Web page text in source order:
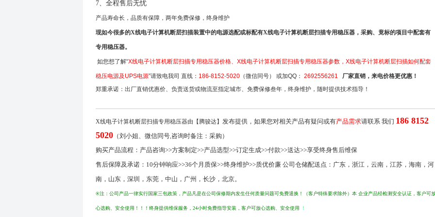
7、全程售后无忧
产品寿命长，品质有保障，两年免费保修，终身维护
现如今很多的X线电子计算机断层扫描装置中的电源选配或标配有X线电子计算机断层扫描专用稳压器，采购、竟标的项目中配套有
专用稳压器。
如您想了解“X线电子计算机断层扫描专用稳压器价格、X线电子计算机断层扫描专用稳压器参数，X线电子计算机断层扫描如何配套
稳压电源及UPS电源”请致电我司 直线： 186-8152-5020 （微信同号） 或加QQ： 2692556261厂家直销，来电价格更优惠！
郑重承诺：出厂直销优惠价、负责送货或物流至指定城市、免费保修叁年，终身维护，随时提供技术指导！
X线电子计算机断层扫描专用稳压器由【腾骏达】发布提供，如果您对相关产品有疑问或有产品需求请联系 我们 186 8152
5020 （刘小姐、微信同号,咨询时备注：采购）
购买产品流程：产品咨询>>方案制定>>产品选型>>订定生成>>付款>>送达>>享受终身售后维保
售后保障及承诺：10分钟响应>>36个月质保>>终身维护>>质优价廉 公司仓储配送点：广东，浙江，云南，江苏，海南，河
南，山东，深圳，东莞，中山，广州，长沙，北京。
®注：公司产品一律实行国家三包政策，产品凡是在公司保修期内发生任何质量问题可免费退换！（客户特殊要求除外）本 企业产品经检测安全认证，客户可
心选购、安全使用！！！终身提供维保服务，24小时免费指导安装，客户可放心选购、安全使用 ！